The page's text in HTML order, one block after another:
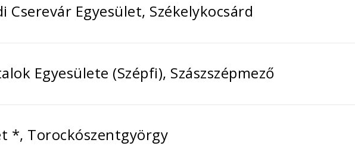
Cserevár Egyesület, Székelykocsárd
Egyesülete (Szépfi), Szászszépmező
*, Torockószentgyörgy